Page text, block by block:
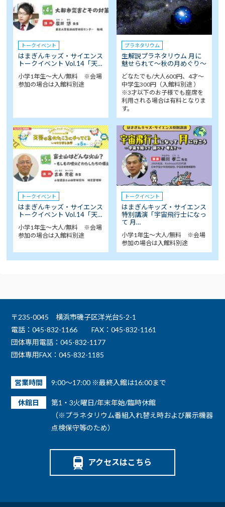
トークイベント
はまぎんキッズ・サイエンス
トークイベント Vol.14「天…
小学1年生～大人/無料 ※会場
参加の場合は入館料別途
プラネタリウム
生解説プラネタリウム 月に
魅せられて～秋の月めぐり～
どなたでも/大人600円、4才～
中学生300円（入館料別途 ）
※3才以下のお子様でも座席を
利用される場合は有料となりま
す。
トークイベント
はまぎんキッズ・サイエンス
トークイベント Vol.14「天…
小学1年生～大人/無料 ※会場
参加の場合は入館料別途
トークイベント
はまぎんキッズ・サイエンス
特別講演「宇宙飛行士になっ
て 月…
小学1年生～大人/無料 ※会場
参加の場合は入館料別途
〒235-0045 横浜市磯子区洋光台5-2-1
電話：045-832-1166
FAX：045-832-1161
団体専用電話：045-832-1177
団体専用FAX：045-832-1185
営業時間 9:00～17:00 ※最終入館は16:00まで
休館日
第1・3火曜日/年末年始/臨時休館
（※プラネタリウム番組入れ替え時および展示機器
点検保守等のため）
アクセスはこちら